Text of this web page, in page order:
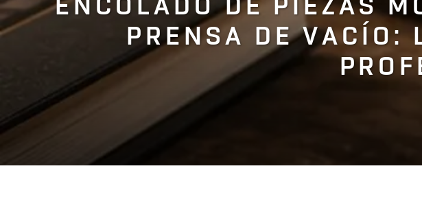
ENCOLADO DE PIEZAS
PRENSA DE VACÍO: